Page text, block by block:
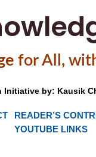
for All,
Initiative by: Kausik
READER’S
YOUTUBE LINKS
MCQ